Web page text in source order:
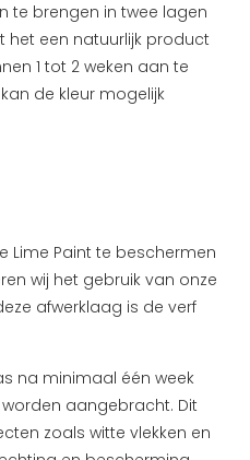
te brengen in twee lagen
het een natuurlijk product
1 tot 2 weken aan te
de kleur mogelijk
Lime Paint te beschermen
wij het gebruik van onze
afwerklaag is de verf
na minimaal één week
aangebracht. Dit
zoals witte vlekken en